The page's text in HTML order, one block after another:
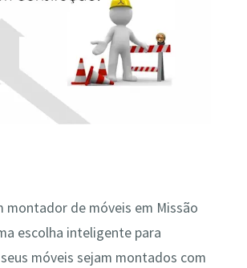
montador de móveis em Missão
escolha inteligente para
móveis sejam montados com